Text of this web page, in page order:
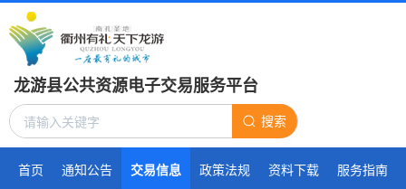
龙游县公共资源电子交易服务平台
搜索
首页 通知公告 交易信息 政策法规 资料下载 服务指南